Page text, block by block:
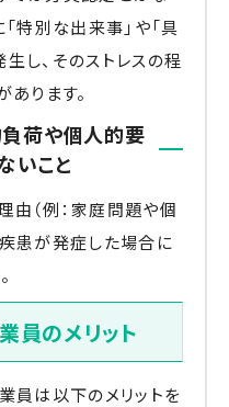
特別な出来事」や「具
し、そのストレスの程
ります。
荷や個人的要
いこと
（例：家庭問題や個
患が発症した場合に
員のメリット
員は以下のメリットを